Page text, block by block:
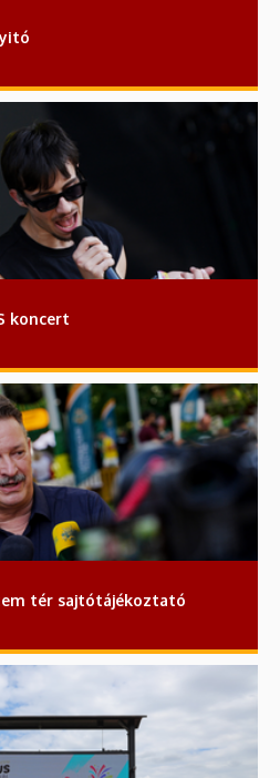
koncert
tér sajtótájékoztató